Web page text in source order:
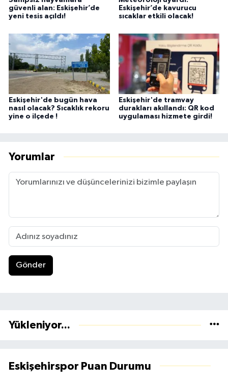
güvenli alan: Eskişehir’de
yeni tesis açıldı!
Eskişehir’de kavurucu
sıcaklar etkili olacak!
Eskişehir'de bugün hava
nasıl olacak? Sıcaklık rekoru
yine o ilçede !
Eskişehir'de tramvay
durakları akıllandı: QR kod
uygulaması hizmete girdi!
Yorumlar
Gönder
Yükleniyor...
Eskişehirspor Puan Durumu